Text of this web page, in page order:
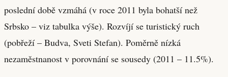
poslední době vzmáhá (v roce 2011 byla bohatší než
Srbsko – viz tabulka výše). Rozvíjí se turistický ruch
(pobřeží – Budva, Sveti Stefan). Poměrně nízká
nezaměstnanost v porovnání se sousedy (2011 – 11.5%).